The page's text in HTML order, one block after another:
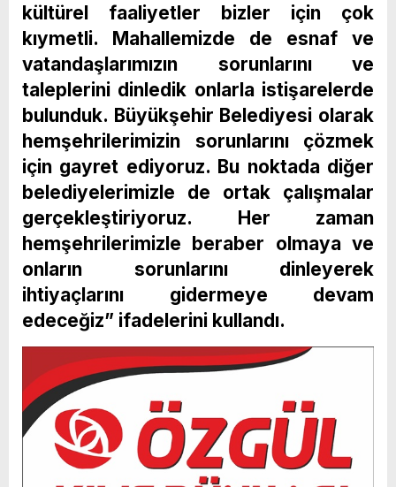
kültürel faaliyetler bizler için çok
kıymetli. Mahallemizde de esnaf ve
vatandaşlarımızın sorunlarını ve
taleplerini dinledik onlarla istişarelerde
bulunduk. Büyükşehir Belediyesi olarak
hemşehrilerimizin sorunlarını çözmek
için gayret ediyoruz. Bu noktada diğer
belediyelerimizle de ortak çalışmalar
gerçekleştiriyoruz. Her zaman
hemşehrilerimizle beraber olmaya ve
onların sorunlarını dinleyerek
ihtiyaçlarını gidermeye devam
edeceğiz” ifadelerini kullandı.